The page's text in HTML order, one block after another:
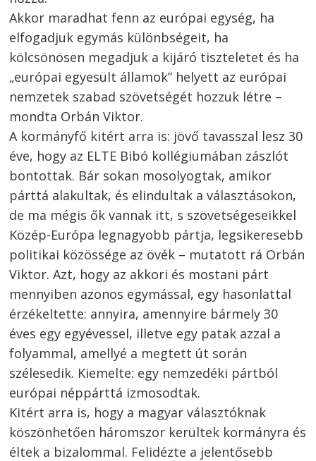
Akkor maradhat fenn az európai egység, ha
elfogadjuk egymás különbségeit, ha
kölcsönösen megadjuk a kijáró tiszteletet és ha
„európai egyesült államok” helyett az európai
nemzetek szabad szövetségét hozzuk létre –
mondta Orbán Viktor.
A kormányfő kitért arra is: jövő tavasszal lesz 30
éve, hogy az ELTE Bibó kollégiumában zászlót
bontottak. Bár sokan mosolyogtak, amikor
párttá alakultak, és elindultak a választásokon,
de ma mégis ők vannak itt, s szövetségeseikkel
Közép-Európa legnagyobb pártja, legsikeresebb
politikai közössége az övék – mutatott rá Orbán
Viktor. Azt, hogy az akkori és mostani párt
mennyiben azonos egymással, egy hasonlattal
érzékeltette: annyira, amennyire bármely 30
éves egy egyévessel, illetve egy patak azzal a
folyammal, amellyé a megtett út során
szélesedik. Kiemelte: egy nemzedéki pártból
európai néppárttá izmosodtak.
Kitért arra is, hogy a magyar választóknak
köszönhetően háromszor kerültek kormányra és
éltek a bizalommal. Felidézte a jelentősebb